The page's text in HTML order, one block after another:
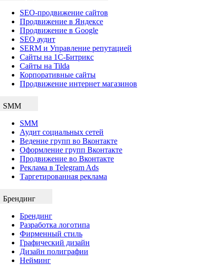
SEO-продвижение сайтов
Продвижение в Яндексе
Продвижение в Google
SEO аудит
SERM и Управление репутацией
Сайты на 1С-Битрикс
Сайты на Tilda
Корпоративные сайты
Продвижение интернет магазинов
SMM
SMM
Аудит социальных сетей
Ведение групп во Вконтакте
Оформление групп Вконтакте
Продвижение во Вконтакте
Реклама в Telegram Ads
Таргетированная реклама
Брендинг
Брендинг
Разработка логотипа
Фирменный стиль
Графический дизайн
Дизайн полиграфии
Нейминг